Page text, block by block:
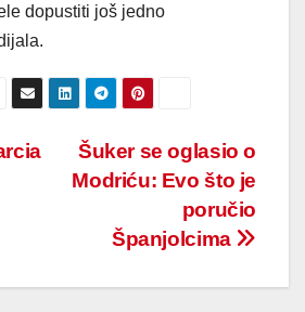
dopustiti još jedno
Šuker se oglasio o
Modriću: Evo što je
poručio
Španjolcima